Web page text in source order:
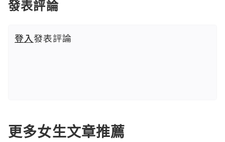
發表評論
登入發表評論
更多女生文章推薦